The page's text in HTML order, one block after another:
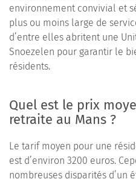
environnement convivial et
plus ou moins large de
d’entre elles abritent une
Snoezelen pour garantir le
résidents.
Quel est le prix
retraite au Mans ?
Le tarif moyen pour une
est d’environ 3200 euros.
nombreuses disparités d’un